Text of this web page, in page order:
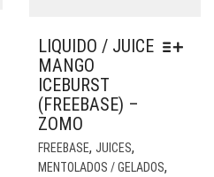
PRODUTO
LIQUIDO / JUICE
MANGO
ICEBURST
(FREEBASE) –
ZOMO
FREEBASE, JUICES,
MENTOLADOS / GELADOS,